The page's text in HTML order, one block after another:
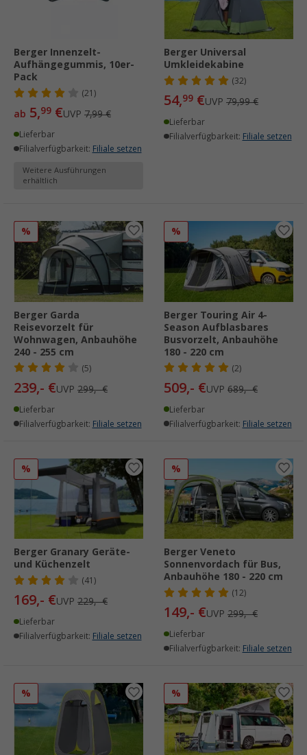
Berger Innenzelt-
Aufhängegummis, 10er-
Pack
(21)
ab 5,99 €UVP 7,99 €
Lieferbar
Filialverfügbarkeit: Filiale setzen
Weitere Ausführungen
erhältlich
Berger Universal
Umkleidekabine
(32)
54,99 €UVP 79,99 €
Lieferbar
Filialverfügbarkeit: Filiale setzen
%
Berger Garda
Reisevorzelt für
Wohnwagen, Anbauhöhe
240 - 255 cm
(5)
239,- €UVP 299,- €
Lieferbar
Filialverfügbarkeit: Filiale setzen
%
Berger Touring Air 4-
Season Aufblasbares
Busvorzelt, Anbauhöhe
180 - 220 cm
(2)
509,- €UVP 689,- €
Lieferbar
Filialverfügbarkeit: Filiale setzen
%
Berger Granary Geräte-
und Küchenzelt
(41)
169,- €UVP 229,- €
Lieferbar
Filialverfügbarkeit: Filiale setzen
%
Berger Veneto
Sonnenvordach für Bus,
Anbauhöhe 180 - 220 cm
(12)
149,- €UVP 299,- €
Lieferbar
Filialverfügbarkeit: Filiale setzen
% %